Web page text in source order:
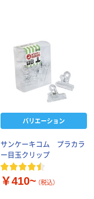
バリエーション
サンケーキコム プラカラ
ー目玉クリップ
￥410~ （税込）